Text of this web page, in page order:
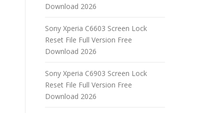
Download 2026
Sony Xperia C6603 Screen Lock
Reset File Full Version Free
Download 2026
Sony Xperia C6903 Screen Lock
Reset File Full Version Free
Download 2026